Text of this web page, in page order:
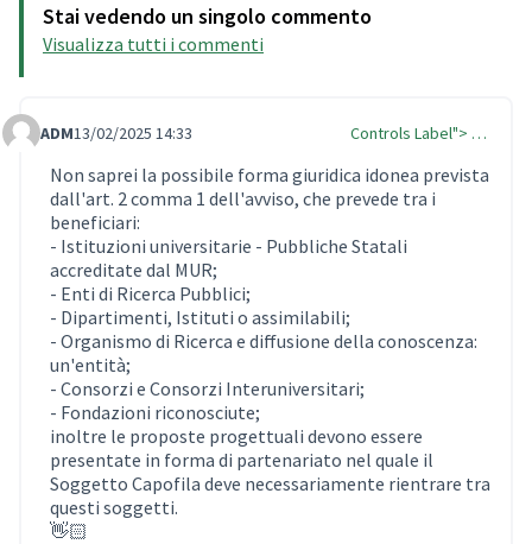
Stai vedendo un singolo commento
Visualizza tutti i commenti
Comment Label Reply
ADM13/02/2025 14:33 Controls Label"> …
Non saprei la possibile forma giuridica idonea prevista
dall'art. 2 comma 1 dell'avviso, che prevede tra i
beneficiari:
- Istituzioni universitarie - Pubbliche Statali
accreditate dal MUR;
- Enti di Ricerca Pubblici;
- Dipartimenti, Istituti o assimilabili;
- Organismo di Ricerca e diffusione della conoscenza:
un'entità;
- Consorzi e Consorzi Interuniversitari;
- Fondazioni riconosciute;
inoltre le proposte progettuali devono essere
presentate in forma di partenariato nel quale il
Soggetto Capofila deve necessariamente rientrare tra
questi soggetti.
👋🏻